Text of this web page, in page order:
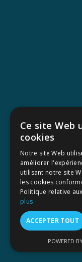
Ce site Web
cookies
Notre site Web
améliorer
utilisant notre site
les cookies
Politique relative
plus
ACCEPTER TOUT
POWERED